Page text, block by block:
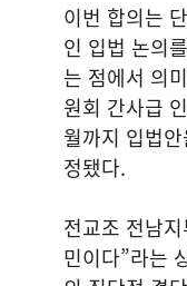
이번 합의는
인 입법 논의
는 점에서 의
원회 간사급
월까지 입법
정됐다.
전교조 전남
민이다”라는